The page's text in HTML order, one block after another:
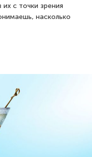
с точки зрения
насколько